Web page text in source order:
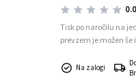
0.0
Tisk po naročilu na
prevzem je možen
Na zalogi